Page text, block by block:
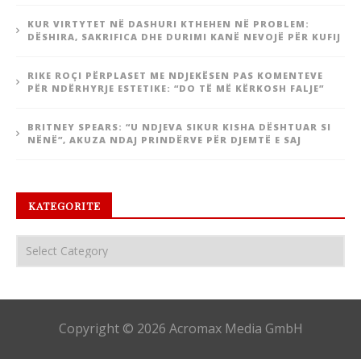
KUR VIRTYTET NË DASHURI KTHEHEN NË PROBLEM:
DËSHIRA, SAKRIFICA DHE DURIMI KANË NEVOJË PËR KUFIJ
RIKE ROÇI PËRPLASET ME NDJEKËSEN PAS KOMENTEVE
PËR NDËRHYRJE ESTETIKE: “DO TË MË KËRKOSH FALJE”
BRITNEY SPEARS: “U NDJEVA SIKUR KISHA DËSHTUAR SI
NËNË”, AKUZA NDAJ PRINDËRVE PËR DJEMTË E SAJ
KATEGORITE
Copyright © 2026 Acromax Media GmbH